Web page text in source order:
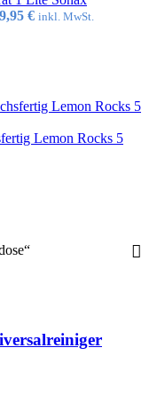
9,95 € inkl. MwSt.
Lemon Rocks 5